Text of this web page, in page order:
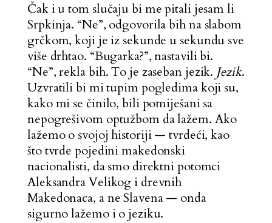
Čak i u tom slučaju bi me pitali jesam li
Srpkinja. “Ne”, odgovorila bih na slabom
grčkom, koji je iz sekunde u sekundu sve
više drhtao. “Bugarka?”, nastavili bi.
“Ne”, rekla bih. To je zaseban jezik. Jezik.
Uzvratili bi mi tupim pogledima koji su,
kako mi se činilo, bili pomiješani sa
nepogrešivom optužbom da lažem. Ako
lažemo o svojoj historiji — tvrdeći, kao
što tvrde pojedini makedonski
nacionalisti, da smo direktni potomci
Aleksandra Velikog i drevnih
Makedonaca, a ne Slavena — onda
sigurno lažemo i o jeziku.